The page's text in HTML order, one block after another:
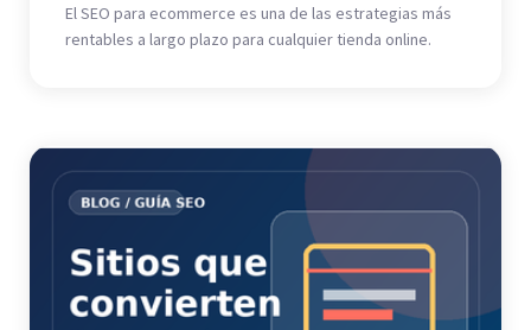
El SEO para ecommerce es una de las estrategias más
rentables a largo plazo para cualquier tienda online.